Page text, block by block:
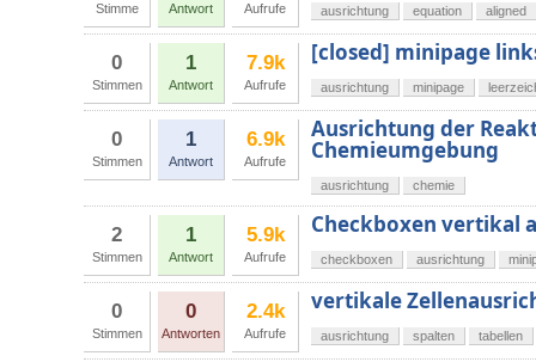
Stimme Antwort Aufrufe ausrichtung equation aligned
0
Stimmen
1
Antwort
7.9k
Aufrufe
[closed] minipage
ausrichtung minipage
0
Stimmen
1
Antwort
6.9k
Aufrufe
Ausrichtung der
Chemieumgebung
ausrichtung chemie
2
Stimmen
1
Antwort
5.9k
Aufrufe
Checkboxen vertikal
checkboxen ausrichtung
0
Stimmen
0
Antworten
2.4k
Aufrufe
vertikale
ausrichtung spalten tabellen